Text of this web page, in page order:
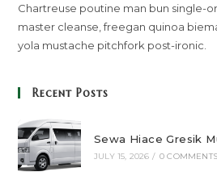
Chartreuse poutine man bun single-
master cleanse, freegan quinoa
yola mustache pitchfork post-ironic.
Recent Posts
Sewa Hiace Gresik
JULY 15, 2026 / 0 COMMENTS